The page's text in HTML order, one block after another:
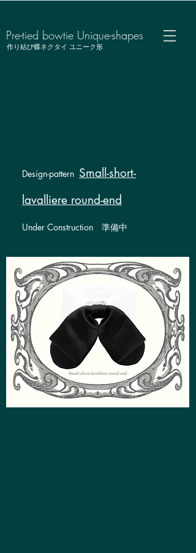
Pre-tied bowtie Unique-shapes
作り結び蝶ネクタイ ユニーク形
Design-pattern Small-short-
lavalliere round-end
Under Construction 準備中